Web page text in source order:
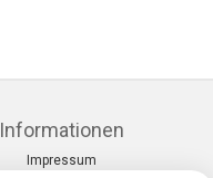
Informationen
Impressum